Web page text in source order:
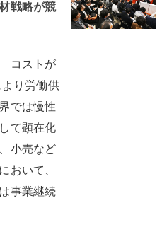
戦略が競
コストが
り労働供
では慢性
て顕在化
小売など
おいて、
事業継続